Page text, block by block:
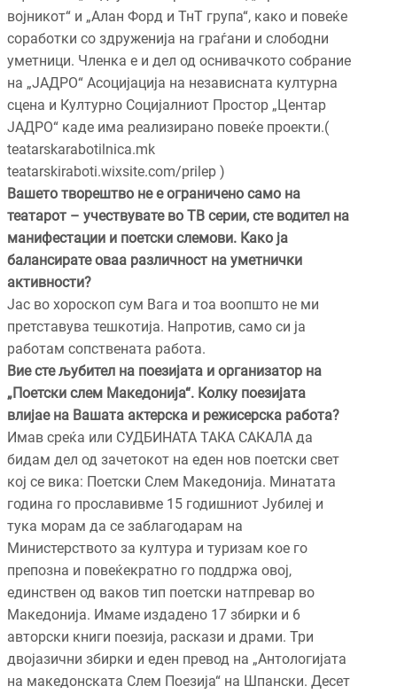
војникот“ и „Алан Форд и ТнТ група“, како и повеќе
соработки со здруженија на граѓани и слободни
уметници. Членка е и дел од оснивачкото собрание
на „ЈАДРО“ Асоцијација на независната културна
сцена и Културно Социјалниот Простор „Центар
ЈАДРО“ каде има реализирано повеќе проекти.(
teatarskarabotilnica.mk
teatarskiraboti.wixsite.com/prilep )
Вашето творештво не е ограничено само на
театарот – учествувате во ТВ серии, сте водител на
манифестации и поетски слемови. Како ја
балансирате оваа различност на уметнички
активности?
Јас во хороскоп сум Вага и тоа воопшто не ми
претставува тешкотија. Напротив, само си ја
работам сопствената работа.
Вие сте љубител на поезијата и организатор на
„Поетски слем Македонија“. Колку поезијата
влијае на Вашата актерска и режисерска работа?
Имав среќа или СУДБИНАТА ТАКА САКАЛА да
бидам дел од зачетокот на еден нов поетски свет
кој се вика: Поетски Слем Македонија. Минатата
година го прославивме 15 годишниот Јубилеј и
тука морам да се заблагодарам на
Министерството за култура и туризам кое го
препозна и повеќекратно го поддржа овој,
единствен од ваков тип поетски натпревар во
Македонија. Имаме издадено 17 збирки и 6
авторски книги поезија, раскази и драми. Три
двојазични збирки и еден превод на „Антологијата
на македонската Слем Поезија“ на Шпански. Десет